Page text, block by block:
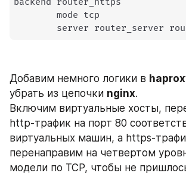
        mode tcp
server router_server
Добавим немного логики в
убрать из цепочки nginx.
Включим виртуальные хосты,
http-трафик на порт 80
виртуальных машин, а https-
перенаправим на четвертом
модели по TCP, чтобы не